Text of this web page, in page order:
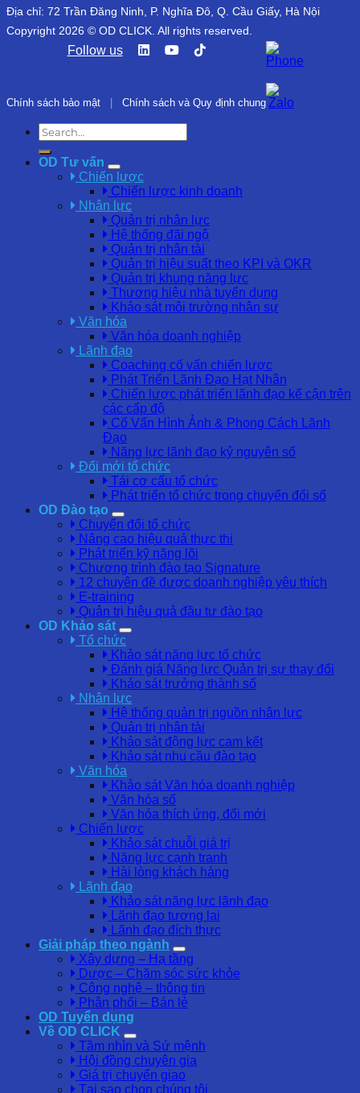
Địa chỉ: 72 Trần Đăng Ninh, P. Nghĩa Đô, Q. Cầu Giấy, Hà Nội
Copyright 2026 © OD CLICK. All rights reserved.
Follow us
Chính sách bảo mật Chính sách và Quy định chung
OD Tư vấn
Chiến lược
Chiến lược kinh doanh
Nhân lực
Quản trị nhân lực
Hệ thống đãi ngộ
Quản trị nhân tài
Quản trị hiệu suất theo KPI và OKR
Quản trị khung năng lực
Thương hiệu nhà tuyển dụng
Khảo sát môi trường nhân sự
Văn hóa
Văn hóa doanh nghiệp
Lãnh đạo
Coaching cố vấn chiến lược
Phát Triển Lãnh Đạo Hạt Nhân
Chiến lược phát triển lãnh đạo kế cận trên
các cấp độ
Cố Vấn Hình Ảnh & Phong Cách Lãnh
Đạo
Năng lực lãnh đạo kỷ nguyên số
Đổi mới tổ chức
Tái cơ cấu tổ chức
Phát triển tổ chức trong chuyển đổi số
OD Đào tạo
Chuyển đổi tổ chức
Nâng cao hiệu quả thực thi
Phát triển kỹ năng lõi
Chương trình đào tạo Signature
12 chuyên đề được doanh nghiệp yêu thích
E-training
Quản trị hiệu quả đầu tư đào tạo
OD Khảo sát
Tổ chức
Khảo sát năng lực tổ chức
Đánh giá Năng lực Quản trị sự thay đổi
Khảo sát trưởng thành số
Nhân lực
Hệ thống quản trị nguồn nhân lực
Quản trị nhân tài
Khảo sát động lực cam kết
Khảo sát nhu cầu đào tạo
Văn hóa
Khảo sát Văn hóa doanh nghiệp
Văn hóa số
Văn hóa thích ứng, đổi mới
Chiến lược
Khảo sát chuỗi giá trị
Năng lực cạnh tranh
Hài lòng khách hàng
Lãnh đạo
Khảo sát năng lực lãnh đạo
Lãnh đạo tương lai
Lãnh đạo đích thực
Giải pháp theo ngành
Xây dựng – Hạ tầng
Dược – Chăm sóc sức khỏe
Công nghệ – thông tin
Phân phối – Bán lẻ
OD Tuyển dụng
Về OD CLICK
Tầm nhìn và Sứ mệnh
Hội đồng chuyên gia
Giá trị chuyển giao
Tại sao chọn chúng tôi